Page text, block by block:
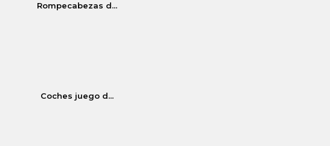
Rompecabezas d...
Coches juego d...